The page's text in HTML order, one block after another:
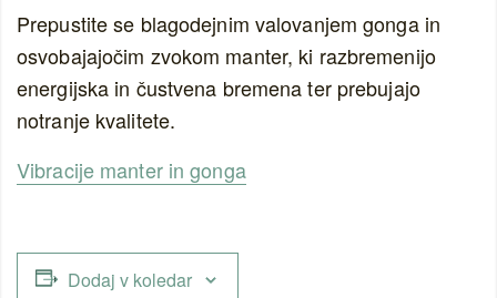
Prepustite se blagodejnim valovanjem gonga in
osvobajajočim zvokom manter, ki razbremenijo
energijska in čustvena bremena ter prebujajo
notranje kvalitete.
Vibracije manter in gonga
Dodaj v koledar